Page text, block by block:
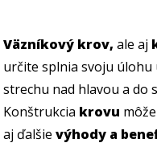
Väzníkový krov, ale aj
určite splnia svoju
strechu nad hlavou a do
Konštrukcia krovu
aj ďalšie výhody a